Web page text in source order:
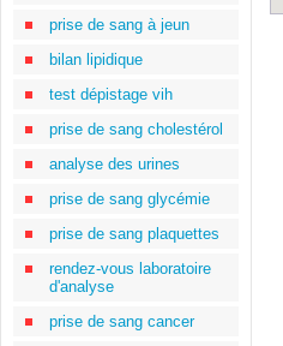
prise de sang à jeun
bilan lipidique
test dépistage vih
prise de sang cholestérol
analyse des urines
prise de sang glycémie
prise de sang plaquettes
rendez-vous laboratoire
d'analyse
prise de sang cancer